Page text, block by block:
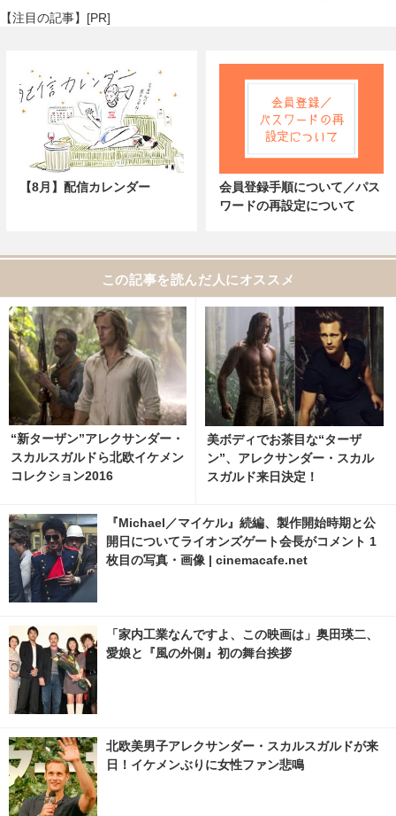
【注目の記事】[PR]
【8月】配信カレンダー
会員登録手順について／パス
ワードの再設定について
この記事を読んだ人にオススメ
“新ターザン”アレクサンダー・
スカルスガルドら北欧イケメン
コレクション2016
美ボディでお茶目な“ターザ
ン”、アレクサンダー・スカル
スガルド来日決定！
『Michael／マイケル』続編、製作開始時期と公
開日についてライオンズゲート会長がコメント 1
枚目の写真・画像 | cinemacafe.net
「家内工業なんですよ、この映画は」奥田瑛二、
愛娘と『風の外側』初の舞台挨拶
北欧美男子アレクサンダー・スカルスガルドが来
日！イケメンぶりに女性ファン悲鳴